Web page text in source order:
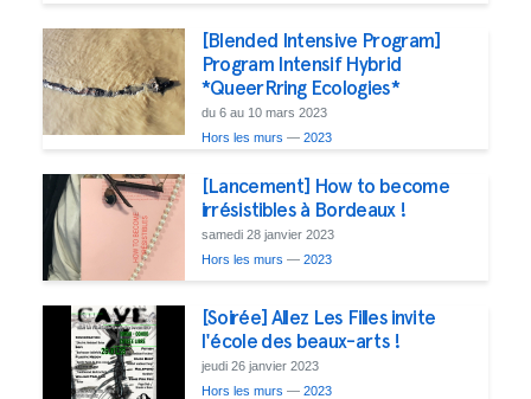
[Blended Intensive Program]
Program Intensif Hybrid
*QueerRring Ecologies*
du 6 au 10 mars 2023
Hors les murs — 2023
[Lancement] How to become
irrésistibles à Bordeaux !
samedi 28 janvier 2023
Hors les murs — 2023
[Soirée] Allez Les Filles invite
l'école des beaux-arts !
jeudi 26 janvier 2023
Hors les murs — 2023